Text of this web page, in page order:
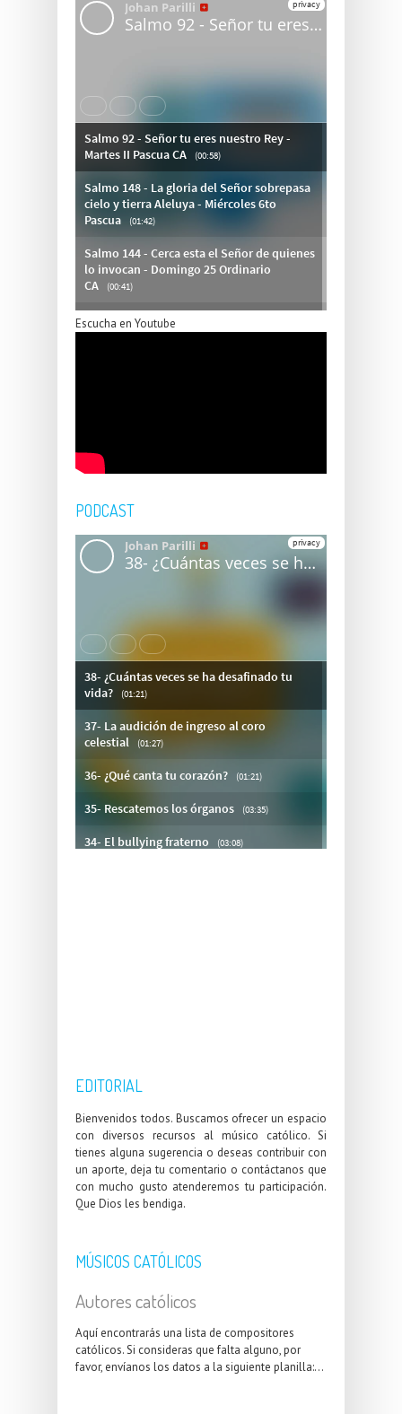
Escucha en Youtube
PODCAST
EDITORIAL
Bienvenidos todos. Buscamos ofrecer un espacio
con diversos recursos al músico católico. Si
tienes alguna sugerencia o deseas contribuir con
un aporte, deja tu comentario o contáctanos que
con mucho gusto atenderemos tu participación.
Que Dios les bendiga.
MÚSICOS CATÓLICOS
Autores católicos
Aquí encontrarás una lista de compositores
católicos. Si consideras que falta alguno, por
favor, envíanos los datos a la siguiente planilla:...